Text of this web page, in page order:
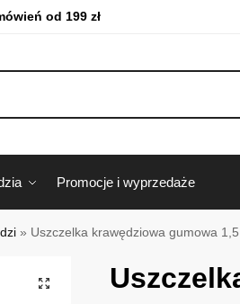
od 199 zł
Promocje i wyprzedaże
» Uszczelka krawędziowa gumowa